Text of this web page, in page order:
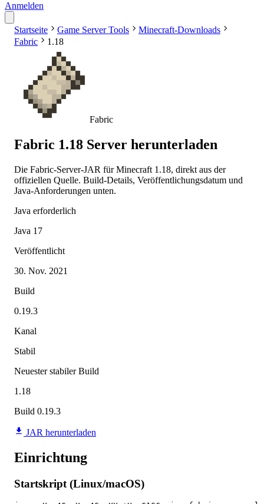
Anmelden
Startseite Game Server Tools
Minecraft-Downloads
Fabric
1.18
Fabric
Fabric 1.18 Server herunterladen
Die Fabric-Server-JAR für Minecraft 1.18, direkt aus der
offiziellen Quelle. Build-Details, Veröffentlichungsdatum und
Java-Anforderungen unten.
Java erforderlich
Java 17
Veröffentlicht
30. Nov. 2021
Build
0.19.3
Kanal
Stabil
Neuester stabiler Build
1.18
Build 0.19.3
JAR herunterladen
Einrichtung
Startskript (Linux/macOS)